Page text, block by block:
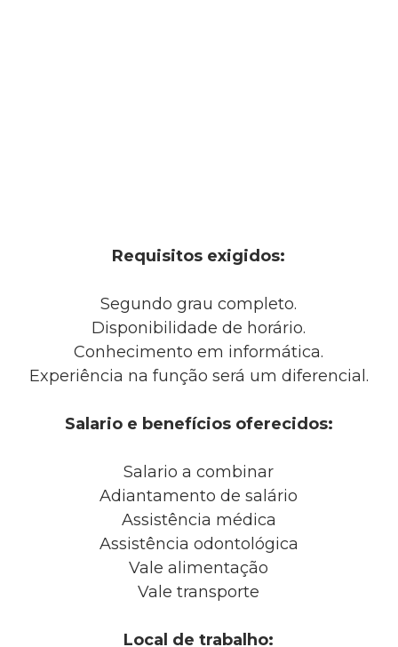
Requisitos exigidos:
Segundo grau completo.
Disponibilidade de horário.
Conhecimento em informática.
Experiência na função será um diferencial.
Salario e benefícios oferecidos:
Salario a combinar
Adiantamento de salário
Assistência médica
Assistência odontológica
Vale alimentação
Vale transporte
Local de trabalho: